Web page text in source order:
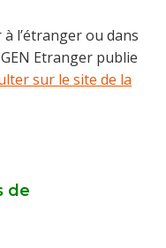
l’étranger ou dans
Etranger publie
sur le site de la
de